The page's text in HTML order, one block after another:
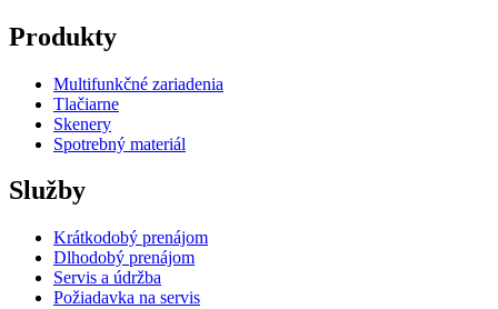
Produkty
Multifunkčné zariadenia
Tlačiarne
Skenery
Spotrebný materiál
Služby
Krátkodobý prenájom
Dlhodobý prenájom
Servis a údržba
Požiadavka na servis